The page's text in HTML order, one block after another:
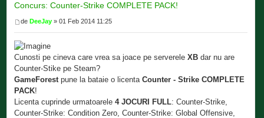
Concurs: Counter-Strike COMPLETE PACK!
deDeeJay » 01 Feb 2014 11:25
Cunosti pe cineva care vrea sa joace pe servereleXB dar nu are
Counter-Stike pe Steam?
GameForest pune la bataie o licentaCounter - Strike COMPLETE
PACK!
Licenta cuprinde urmatoarele4 JOCURI FULL: Counter-Strike,
Counter-Strike: Condition Zero, Counter-Strike: Global Offensive,